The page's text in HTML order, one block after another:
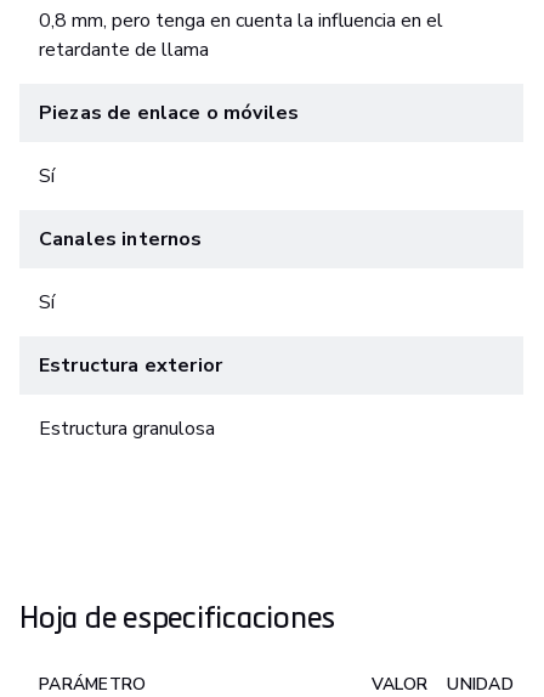
0,8 mm, pero tenga en cuenta la influencia en el
retardante de llama
Piezas de enlace o móviles
Sí
Canales internos
Sí
Estructura exterior
Estructura granulosa
Hoja de especificaciones
PARÁMETRO VALOR UNIDAD